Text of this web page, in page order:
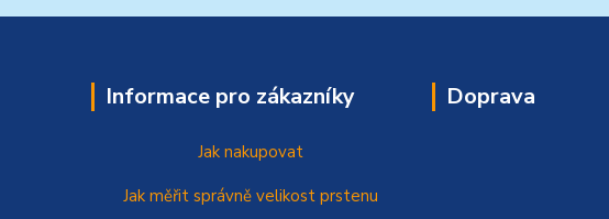
Informace pro zákazníky
Jak nakupovat
Jak měřit správněvelikost prstenu
Doprava